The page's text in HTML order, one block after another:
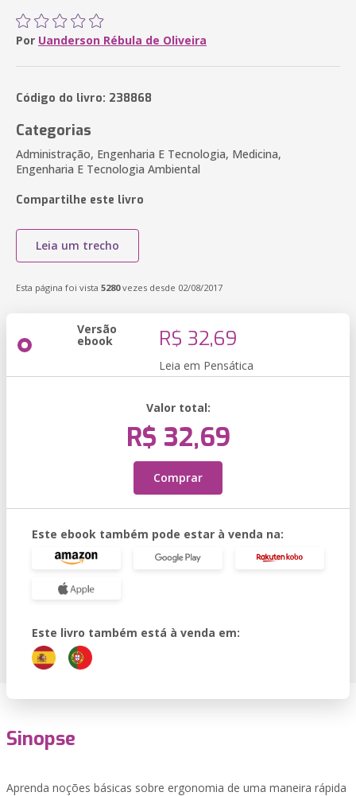
Por Uanderson Rébula de Oliveira
Código do livro: 238868
Categorias
Administração, Engenharia E Tecnologia, Medicina,
Engenharia E Tecnologia Ambiental
Compartilhe este livro
Leia um trecho
Esta página foi vista 5280vezes desde 02/08/2017
Versão
ebook R$ 32,69
Leia em Pensática
Valor total:
R$ 32,69
Comprar
Este ebook também pode estar à venda na:
Este livro também está à venda em:
Sinopse
Aprenda noções básicas sobre ergonomia de uma maneira rápida